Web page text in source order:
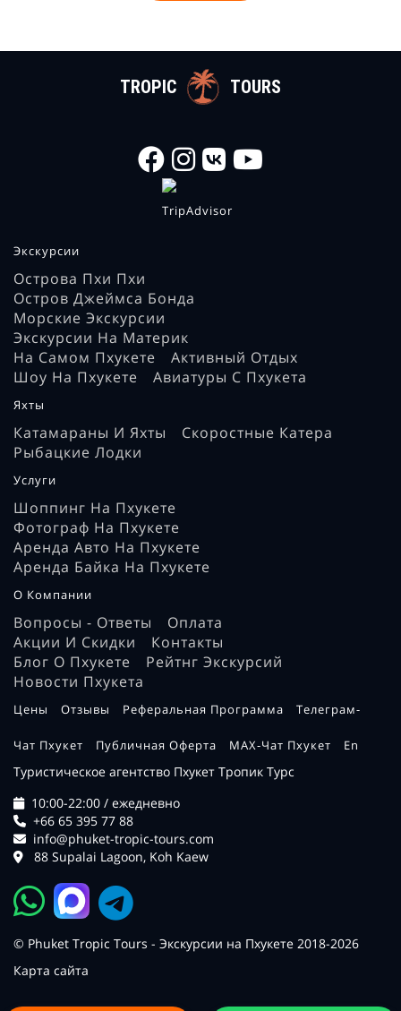
TROPIC TOURS
Экскурсии
Острова Пхи Пхи
Остров Джеймса Бонда
Морские Экскурсии
Экскурсии На Материк
На Самом Пхукете
Активный Отдых
Шоу На Пхукете
Авиатуры С Пхукета
Яхты
Катамараны И Яхты
Скоростные Катера
Рыбацкие Лодки
Услуги
Шоппинг На Пхукете
Фотограф На Пхукете
Аренда Авто На Пхукете
Аренда Байка На Пхукете
О Компании
Вопросы - Ответы
Оплата
Акции И Скидки
Контакты
Блог О Пхукете
Рейтнг Экскурсий
Новости Пхукета
Цены Отзывы Реферальная Программа Телеграм-
Чат Пхукет Публичная Оферта MAX-Чат Пхукет En
Туристическое агентство Пхукет Тропик Турс
10:00-22:00 / ежедневно
+66 65 395 77 88
info@phuket-tropic-tours.com
88 Supalai Lagoon, Koh Kaew
© Phuket Tropic Tours - Экскурсии на Пхукете 2018-2026
Карта сайта